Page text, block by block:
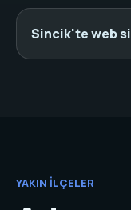
Sincik'te web
YAKIN İLÇELER